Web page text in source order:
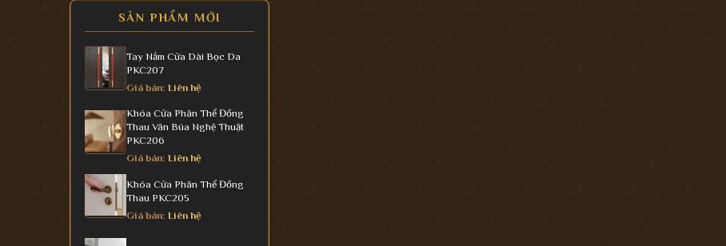
SẢN PHẨM MỚI
Tay Nắm Cửa Dài Bọc Da
PKC207
Giá bán: Liên hệ
Khóa Cửa Phân Thể Đồng
Thau Vân Búa Nghệ Thuật
PKC206
Giá bán: Liên hệ
Khóa Cửa Phân Thể Đồng
Thau PKC205
Giá bán: Liên hệ